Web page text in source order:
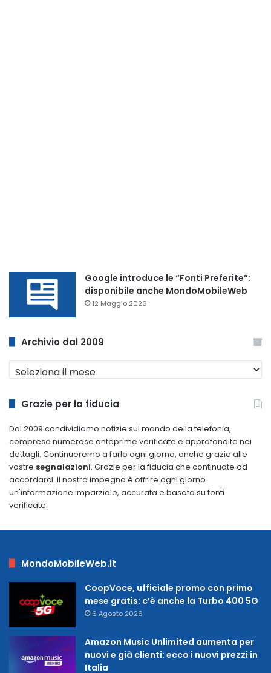
Google introduce le “Fonti Preferite”:
disponibile anche MondoMobileWeb
12 Maggio 2026
Archivio dal 2009
Archivio
dal
Grazie per la fiducia
Dal 2009 condividiamo notizie sul mondo della telefonia,
comprese numerose anteprime verificate e approfondite nei
dettagli. Continueremo a farlo ogni giorno, anche grazie alle
vostre segnalazioni. Grazie per la fiducia che continuate ad
accordarci. Il nostro impegno è offrire ogni giorno
un'informazione imparziale, accurata e basata su fonti
verificate.
MondoMobileWeb.it
CoopVoce, ufficiale promo con primo
mese gratis: c’è anche la Turbo 400 5G
6 Agosto 2026
Amazon Music Unlimited aumenta per
nuovi e già clienti: ecco i nuovi prezzi in
Italia